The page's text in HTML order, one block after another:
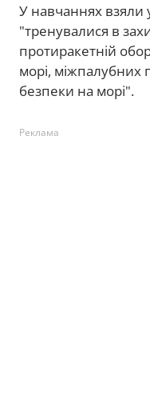
У навчаннях взяли
"тренувалися в
протиракетній
морі, міжпалубних
безпеки на морі".
Реклама